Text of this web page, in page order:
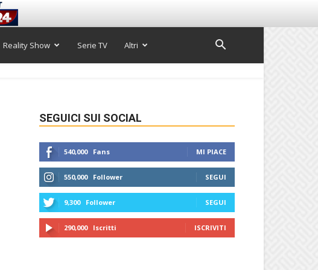
Reality Show Serie TV Altri
SEGUICI SUI SOCIAL
540,000 Fans MI PIACE
550,000 Follower SEGUI
9,300 Follower SEGUI
290,000 Iscritti ISCRIVITI